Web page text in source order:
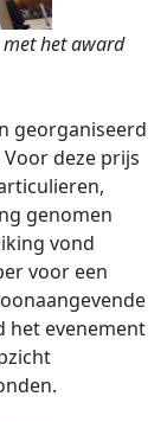
met het award
georganiseerd
deze prijs
genomen
vond
voor een
het evenement